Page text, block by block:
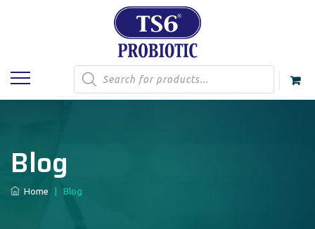
Products
search
Blog
Home Blog